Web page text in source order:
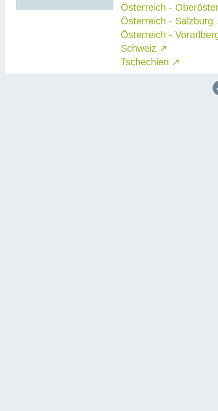
Österreich -
Österreich - Salzburg
Österreich -
Schweiz ↗
Tschechien ↗